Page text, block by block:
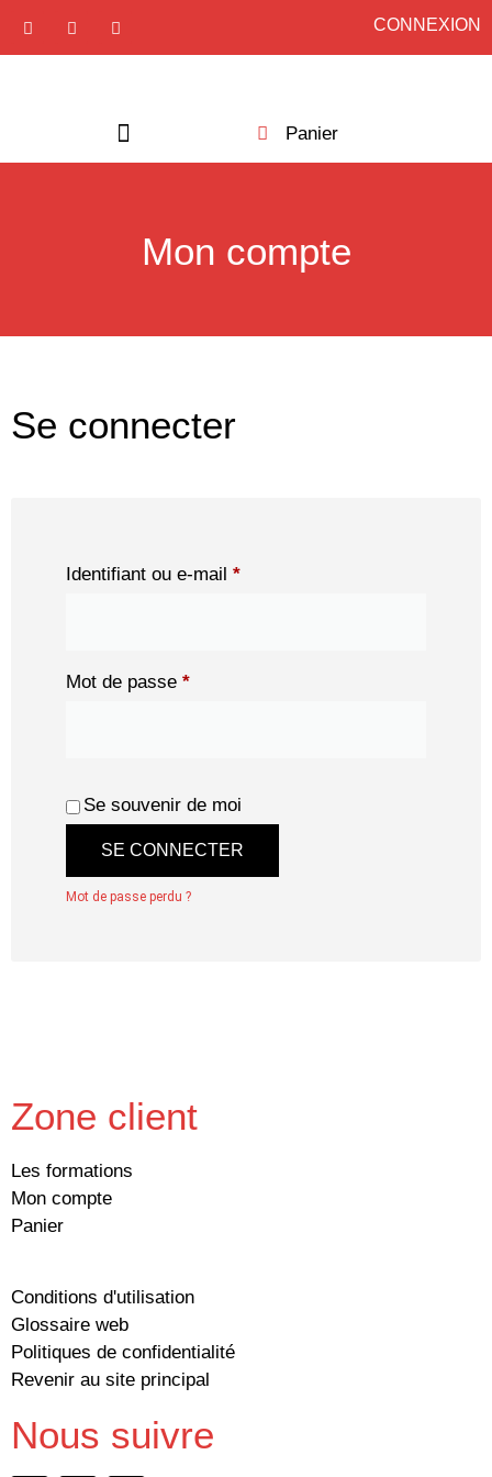
CONNEXION
Panier
Mon compte
Se connecter
Identifiant ou e-mail *
Mot de passe *
Se souvenir de moi
SE CONNECTER
Mot de passe perdu ?
Zone client
Les formations
Mon compte
Panier
Conditions d'utilisation
Glossaire web
Politiques de confidentialité
Revenir au site principal
Nous suivre